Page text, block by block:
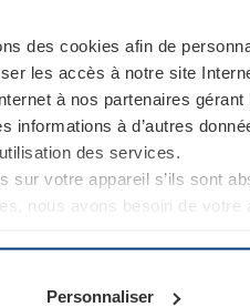
des cookies afin de
les accès à notre site
à nos partenaires
informations à d’autres
des services.
sur votre appareil s’ils sont
nous avons besoin de votre
Personnaliser